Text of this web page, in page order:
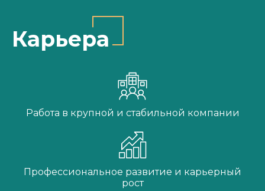
Карьера
Работа в крупной и стабильной компании
Профессиональное развитие и карьерный
рост